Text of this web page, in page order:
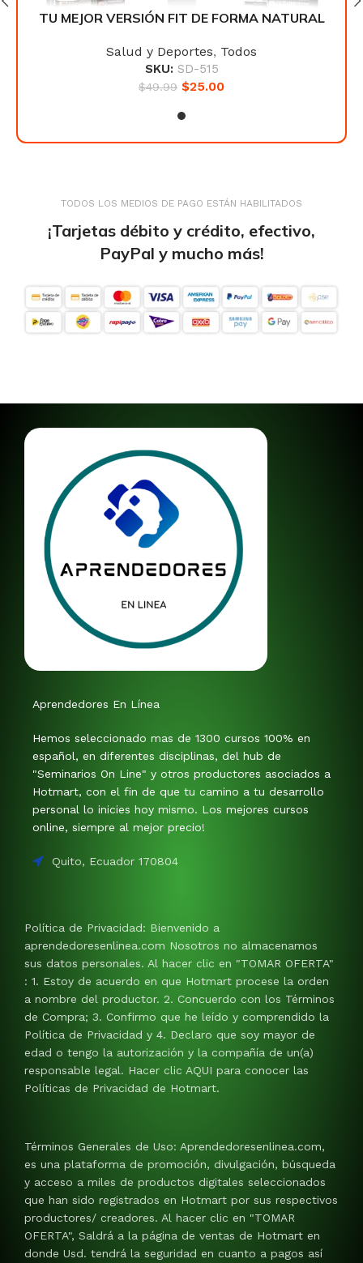
TU MEJOR VERSIÓN FIT DE FORMA NATURAL
Salud y Deportes, Todos
SKU: SD-515
$49.99 $25.00
TODOS LOS MEDIOS DE PAGO ESTÁN HABILITADOS
¡Tarjetas débito y crédito, efectivo,
PayPal y mucho más!
Aprendedores En Línea
Hemos seleccionado mas de 1300 cursos 100% en
español, en diferentes disciplinas, del hub de
"Seminarios On Line" y otros productores asociados a
Hotmart, con el fin de que tu camino a tu desarrollo
personal lo inicies hoy mismo. Los mejores cursos
online, siempre al mejor precio!
Quito, Ecuador 170804
Política de Privacidad: Bienvenido a
aprendedoresenlinea.com Nosotros no almacenamos
sus datos personales. Al hacer clic en "TOMAR OFERTA"
: 1. Estoy de acuerdo en que Hotmart procese la orden
a nombre del productor. 2. Concuerdo con los Términos
de Compra; 3. Confirmo que he leído y comprendido la
Política de Privacidad y 4. Declaro que soy mayor de
edad o tengo la autorización y la compañía de un(a)
responsable legal. Hacer clic AQUI para conocer las
Políticas de Privacidad de Hotmart.
Términos Generales de Uso: Aprendedoresenlinea.com,
es una plataforma de promoción, divulgación, búsqueda
y acceso a miles de productos digitales seleccionados
que han sido registrados en Hotmart por sus respectivos
productores/ creadores. Al hacer clic en "TOMAR
OFERTA", Saldrá a la página de ventas de Hotmart en
donde Usd. tendrá la seguridad en cuanto a pagos así